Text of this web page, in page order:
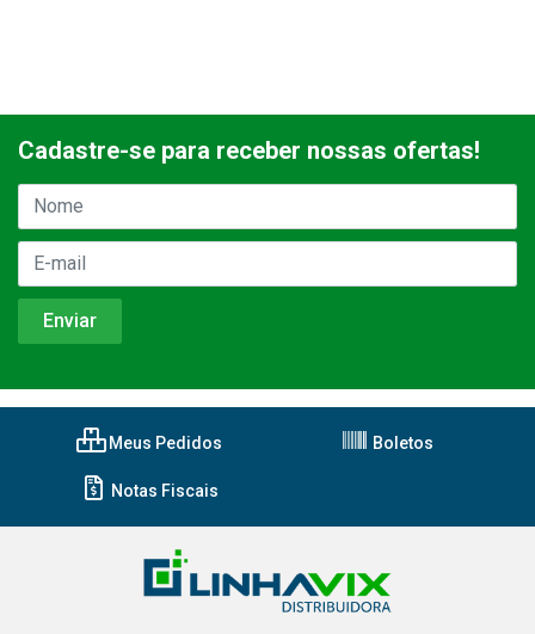
Cadastre-se para receber nossas ofertas!
Meus Pedidos Boletos
Notas Fiscais